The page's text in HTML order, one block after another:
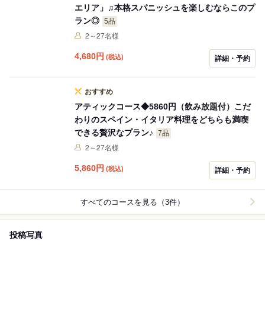
エリア」♫本格スパニッシュを楽しむならこのプ
ラン◎ 5品
2～27名様
4,680円 (税込) 詳細・予約
おすすめ
アティックコース◆5860円（飲み放題付）こだ
わりのスペイン・イタリア料理をどちらも満喫
できる贅沢なプラン♪
7品
2～27名様
5,860円 (税込) 詳細・予約
すべてのコースを見る（3件）
投稿写真